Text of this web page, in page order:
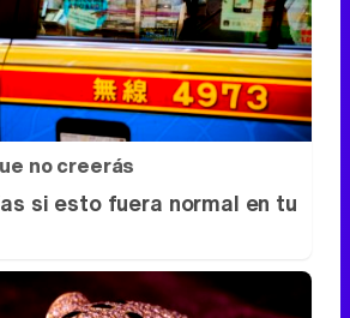
no creerás
si esto fuera normal en tu